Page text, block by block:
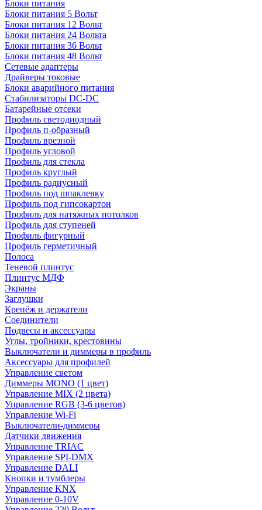
Блоки питания
Блоки питания 5 Вольт
Блоки питания 12 Вольт
Блоки питания 24 Вольта
Блоки питания 36 Вольт
Блоки питания 48 Вольт
Сетевые адаптеры
Драйверы токовые
Блоки аварийного питания
Стабилизаторы DC-DC
Батарейные отсеки
Профиль светодиодный
Профиль п-образный
Профиль врезной
Профиль угловой
Профиль для стекла
Профиль круглый
Профиль радиусный
Профиль под шпаклевку
Профиль под гипсокартон
Профиль для натяжных потолков
Профиль для ступеней
Профиль фигурный
Профиль герметичный
Полоса
Теневой плинтус
Плинтус МДФ
Экраны
Заглушки
Крепёж и держатели
Соединители
Подвесы и аксессуары
Углы, тройники, крестовины
Выключатели и диммеры в профиль
Аксессуары для профилей
Управление светом
Диммеры MONO (1 цвет)
Управление MIX (2 цвета)
Управление RGB (3-6 цветов)
Управление Wi-Fi
Выключатели-диммеры
Датчики движения
Управление TRIAC
Управление SPI-DMX
Управление DALI
Кнопки и тумблеры
Управление KNX
Управление 0-10V